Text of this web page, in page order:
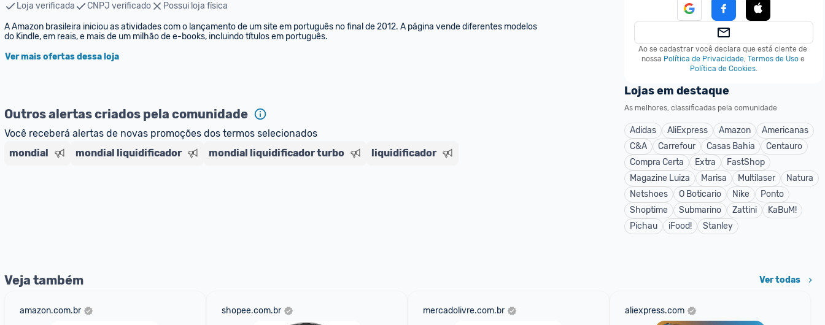
Loja verificada CNPJ verificado
Possui loja física
A Amazon brasileira iniciou as atividades com o lançamento de um site em português no final de 2012. A página vende diferentes modelos
do Kindle, em reais, e mais de um milhão de e-books, incluindo títulos em português.
Ver mais ofertas dessa loja
Outros alertas criados pela comunidade
Você receberá alertas de novas promoções dos termos selecionados
mondial
mondial liquidificador mondial liquidificador turbo liquidificador
Ao se cadastrar você declara que está ciente de
nossa Política de Privacidade, Termos de Uso e
Política de Cookies.
Lojas em destaque
As melhores, classificadas pela comunidade
Adidas AliExpress Amazon
Americanas
C&A
Carrefour Casas Bahia
Centauro
Compra Certa
Extra
FastShop
Magazine Luiza
Marisa Multilaser
Natura
Netshoes
O Boticario Nike
Ponto
Shoptime
Submarino Zattini
KaBuM!
Pichau
iFood! Stanley
Veja também Ver todas
amazon.com.br shopee.com.br mercadolivre.com.br aliexpress.com